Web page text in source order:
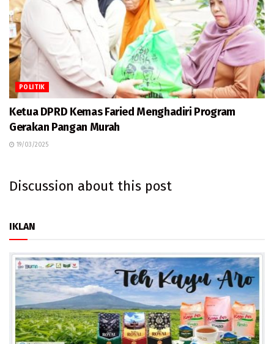
POLITIK
Ketua DPRD Kemas Faried Menghadiri Program
Gerakan Pangan Murah
19/03/2025
Discussion about this post
IKLAN